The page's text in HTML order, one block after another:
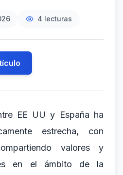
4 lecturas
EE UU y España ha
estrecha, con
valores y
en el ámbito de la